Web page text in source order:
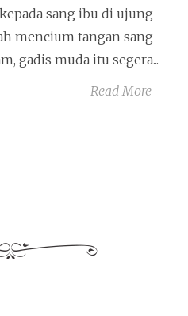
sang ibu di ujung
mencium tangan sang
gadis muda itu segera...
Read More